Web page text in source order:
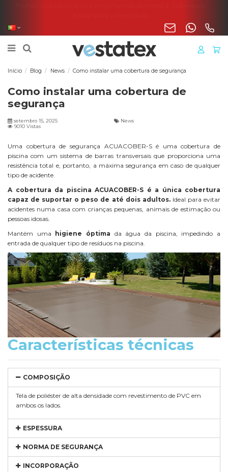
Início Blog News Como instalar uma cobertura de segurança
Como instalar uma cobertura de
segurança
setembro 15, 2025
News
9010 Vistas
Uma cobertura de segurança ACUACOBER-Sé uma cobertura de
piscina com um sistema de barras transversais que proporciona uma
resistência total e, portanto, a máxima segurança em caso de qualquer
tipo de acidente.
A cobertura da piscina ACUACOBER-S é a única cobertura
capaz de suportar o peso de até dois adultos.Ideal para evitar
acidentes numa casa com crianças pequenas, animais de estimação ou
pessoas idosas.
Mantém uma higiene óptima da água da piscina, impedindo a
entrada de qualquer tipo de resíduos na piscina.
Características técnicas
COMPOSIÇÃO
Tela de poliéster de alta densidade com revestimento de PVC em
ambos os lados.
ESPESSURA
NORMA DE SEGURANÇA
INCORPORAÇÃO